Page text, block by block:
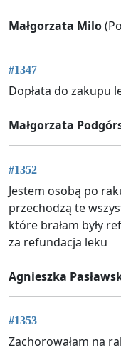
Małgorzata Milo
#1347
Dopłata do zakupu
Małgorzata
#1352
Jestem osobą po
przechodzą te
które brałam były
za refundacja leku
Agnieszka
#1353
Zachorowałam na